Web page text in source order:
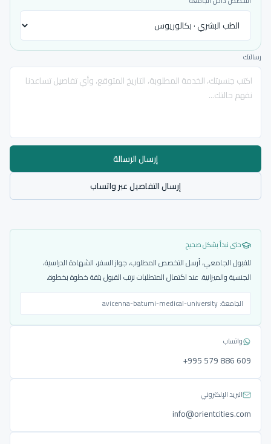
رسالتك
إرسال الرسالة
إرسال التفاصيل عبر واتساب
حتى نبدأ بشكل صحيح
للقبول الجامعي، أرسل التخصص المطلوب، جواز السفر، الشهادة الدراسية،
الجنسية والميزانية. عند اكتمال المتطلبات نرتب القبول بثقة خطوة بخطوة.
الجامعة:avicenna-batumi-medical-university
واتساب
‎+995 579 886 609
البريد الإلكتروني
info@orientcities.com